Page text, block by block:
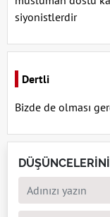
siyonistlerdir
Dertli
Bizde de olması